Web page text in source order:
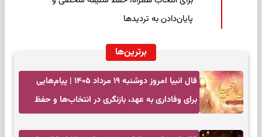
پایان‌دادن به تردیدها
برترین‌ها
فال انبیا امروز دوشنبه ۱۹ مرداد ۱۴۰۵ | پیام‌هایی
برای وفاداری به عهد، بازنگری در انتخاب‌ها و حفظ